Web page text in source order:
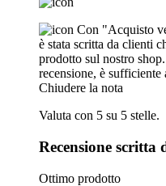
Con "Acquisto
è stata scritta da clienti
prodotto sul nostro
recensione, è sufficiente
Chiudere la nota
Valuta con 5 su 5 stelle.
Recensione scritta
Ottimo prodotto